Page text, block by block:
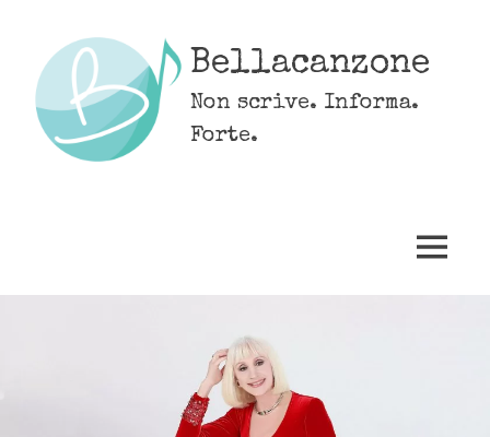
content
Bellacanzone
Non scrive. Informa.
Forte.
MENU